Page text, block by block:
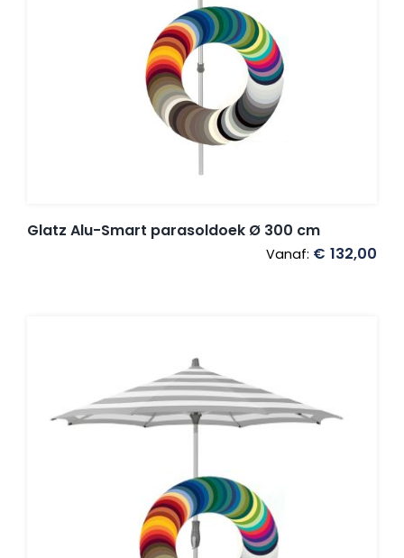
Glatz Alu-Smart parasoldoek Ø 300 cm
Vanaf: € 132,00